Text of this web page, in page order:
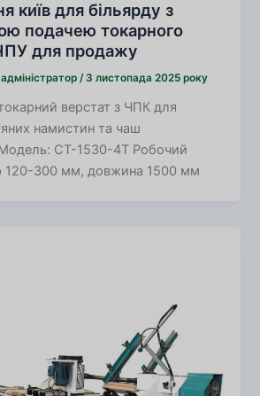
київ для більярду з
подачею токарного
для продажу
адміністратор/ 3 листопада 2025 року
верстат з ЧПК для
намистин та чаш
CT-1530-4T Робочий
120-300 мм, довжина 1500 мм